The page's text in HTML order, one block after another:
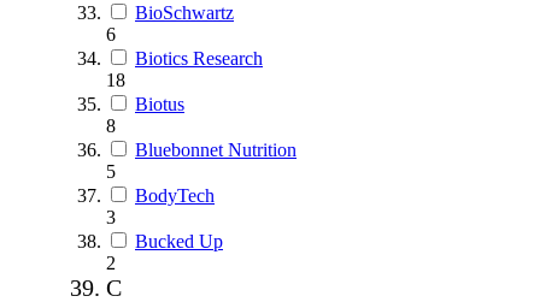
BioSchwartz
6
Biotics Research
18
Biotus
8
Bluebonnet Nutrition
5
BodyTech
3
Bucked Up
2
C